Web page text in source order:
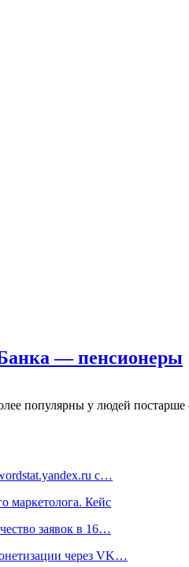
— пенсионеры
популярны у людей
с…
маркетолога. Кейс
заявок в 16…
через VK…